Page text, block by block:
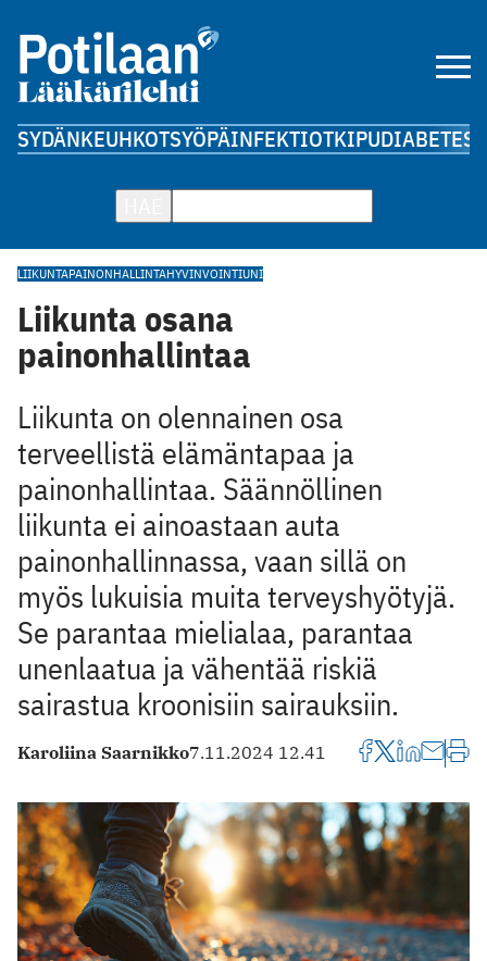
SYDÄNKEUHKOTSYÖPÄINFEKTIOTKIPUDIABETES
LIIKUNTAPAINONHALLINTAHYVINVOINTIUNI
Liikunta osana
painonhallintaa
Liikunta on olennainen osa
terveellistä elämäntapaa ja
painonhallintaa. Säännöllinen
liikunta ei ainoastaan auta
painonhallinnassa, vaan sillä on
myös lukuisia muita terveyshyötyjä.
Se parantaa mielialaa, parantaa
unenlaatua ja vähentää riskiä
sairastua kroonisiin sairauksiin.
Karoliina Saarnikko7.11.2024 12.41